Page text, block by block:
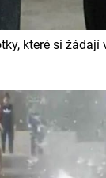
které si žádají